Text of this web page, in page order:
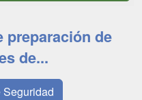
preparación de
de...
Seguridad